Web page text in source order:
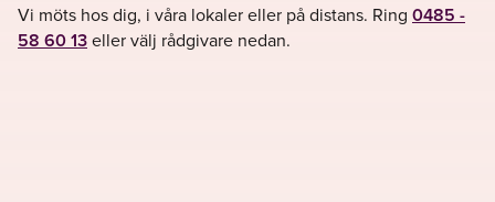
Vi möts hos dig, i våra lokaler eller på distans. Ring 0485 -
58 60 13eller välj rådgivare nedan.